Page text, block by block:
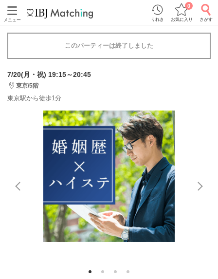
メニュー りれき お気に入り
0
さがす
このパーティーは終了しました
7/20(月・祝) 19:15～20:45
東京/5階
東京駅から徒歩1分
1 2 3 4